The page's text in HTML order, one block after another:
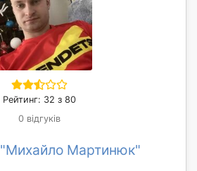
Рейтинг: 32 з 80
0 відгуків
Мартинюк"